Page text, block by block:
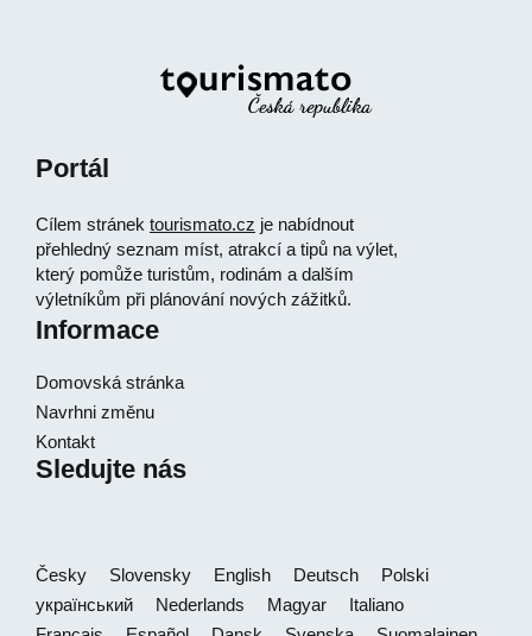
Portál
Cílem stránek tourismato.cz je nabídnout
přehledný seznam míst, atrakcí a tipů na výlet,
který pomůže turistům, rodinám a dalším
výletníkům při plánování nových zážitků.
Informace
Domovská stránka
Navrhni změnu
Kontakt
Sledujte nás
Česky Slovensky English Deutsch
Polski
український
Nederlands Magyar
Italiano